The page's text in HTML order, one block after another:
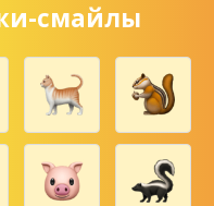
смайлы